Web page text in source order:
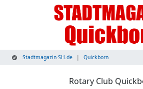
Stadtmagazin-SH.de Quickborn
Rotary Club